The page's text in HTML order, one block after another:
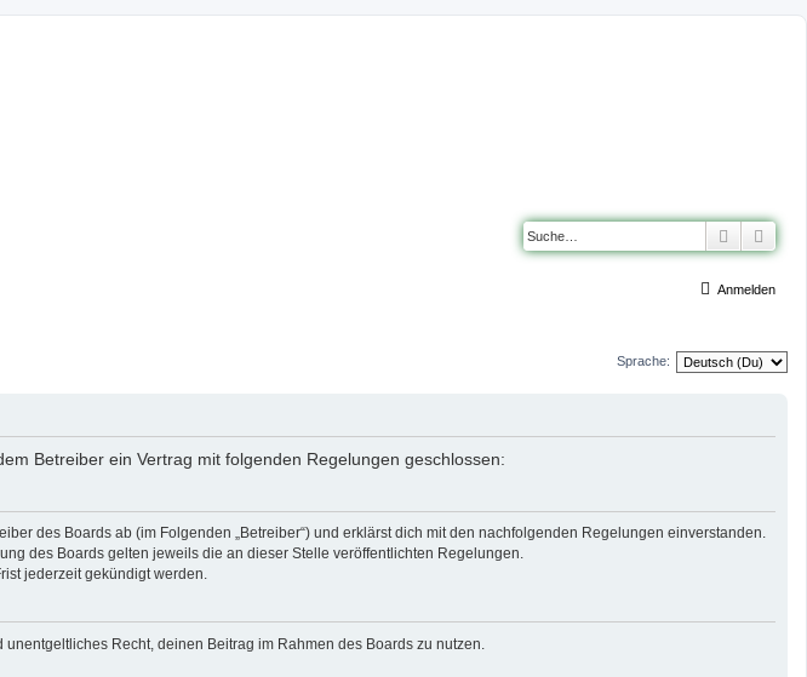
Suche
Anmelden
Sprache:
Betreiber ein Vertrag mit folgenden Regelungen geschlossen:
des Boards ab (im Folgenden „Betreiber“) und erklärst dich mit den nachfolgenden Regelungen einverstanden.
des Boards gelten jeweils die an dieser Stelle veröffentlichten Regelungen.
jederzeit gekündigt werden.
Recht, deinen Beitrag im Rahmen des Boards zu nutzen.